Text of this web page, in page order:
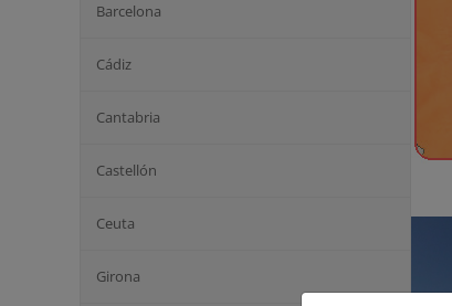
Barcelona
Cádiz
Cantabria
Castellón
Ceuta
Girona